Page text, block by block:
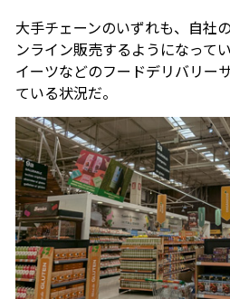
大手チェーンのいずれも、自社
ンライン販売するようになって
イーツなどのフードデリバリー
ている状況だ。